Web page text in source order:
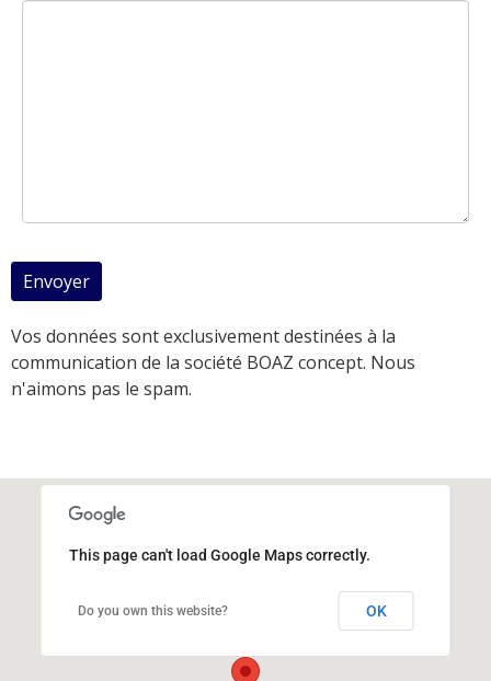
Vos données sont exclusivement destinées à la
communication de la société BOAZ concept. Nous
n'aimons pas le spam.
This page can't load Google Maps correctly.
Do you own this website? OK